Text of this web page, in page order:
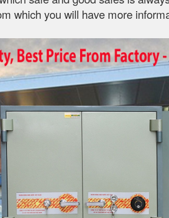
which you will have more